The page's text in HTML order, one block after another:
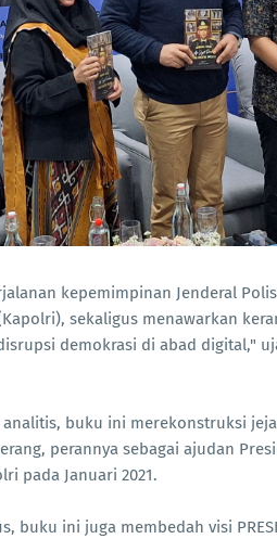
kepemimpinan Jenderal
sekaligus menawarkan
demokrasi di abad digital,"
buku ini merekonstruksi
perannya sebagai ajudan
pada Januari 2021.
buku ini juga membedah visi